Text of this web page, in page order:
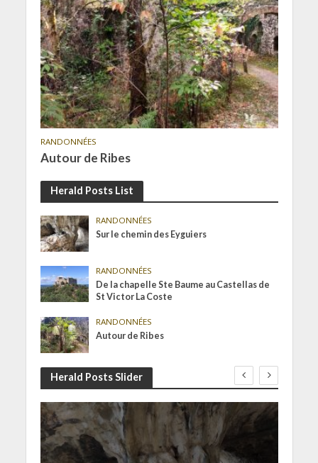
RANDONNÉES
Autour de Ribes
Herald Posts List
RANDONNÉES
Sur le chemin des Eyguiers
RANDONNÉES
De la chapelle Ste Baume au Castellas de
St Victor La Coste
RANDONNÉES
Autour de Ribes
Herald Posts Slider